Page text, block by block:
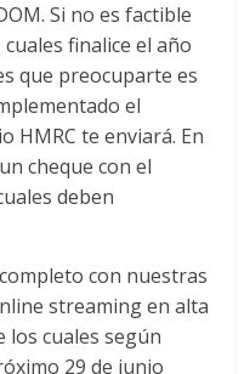
Si no es factible
finalice el año
que preocuparte es
el
HMRC te enviará. En
cheque con el
deben
con nuestras
streaming en alta
los cuales según
29 de junio